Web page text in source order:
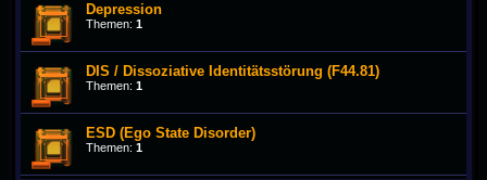
Depression
Themen: 1
DIS / Dissoziative Identitätsstörung (F44.81)
Themen: 1
ESD (Ego State Disorder)
Themen: 1